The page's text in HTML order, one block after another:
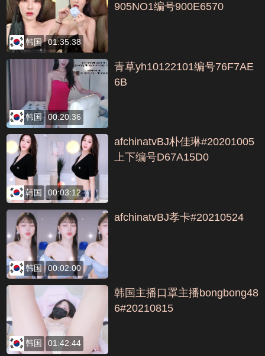
韩国 01:35:38
905NO1编号900E6570
韩国 00:20:36
青草yh10122101编号76F7AE
6B
韩国 00:03:12
afchinatvBJ朴佳琳#20201005
上下编号D67A15D0
韩国 00:02:00
afchinatvBJ孝卡#20210524
韩国 01:42:44
韩国主播口罩主播bongbong48
6#20210815